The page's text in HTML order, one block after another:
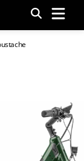
Menu